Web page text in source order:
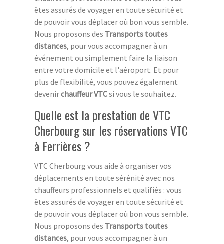
êtes assurés de voyager en toute sécurité et
de pouvoir vous déplacer où bon vous semble.
Nous proposons des Transports toutes
distances, pour vous accompagner à un
événement ou simplement faire la liaison
entre votre domicile et l'aéroport. Et pour
plus de flexibilité, vous pouvez également
devenirchauffeur VTCsi vous le souhaitez.
Quelle est la prestation de VTC
Cherbourg sur les réservations VTC
à Ferrières ?
VTC Cherbourg vous aide à organiser vos
déplacements en toute sérénité avec nos
chauffeurs professionnels et qualifiés : vous
êtes assurés de voyager en toute sécurité et
de pouvoir vous déplacer où bon vous semble.
Nous proposons des Transports toutes
distances, pour vous accompagner à un